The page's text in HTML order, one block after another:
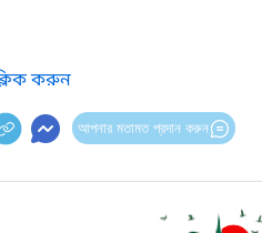
করুন
আপনার মতামত প্রদান করুন